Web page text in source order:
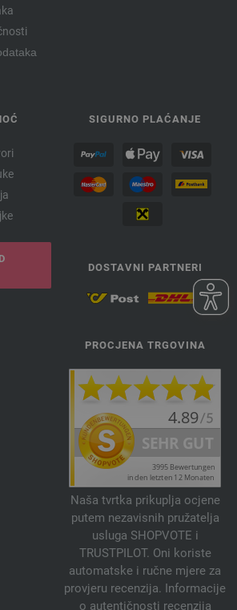
SIGURNO PLAĆANJE
DOSTAVNI PARTNERI
PROCJENA TRGOVINA
Naša tvrtka prikuplja ocjene
putem nezavisnih pružatelja
usluga SHOPVOTE i
TRUSTPILOT. Oni koriste
automatske i ručne mjere za
provjeru recenzija. Informacije
o autentičnosti recenzija